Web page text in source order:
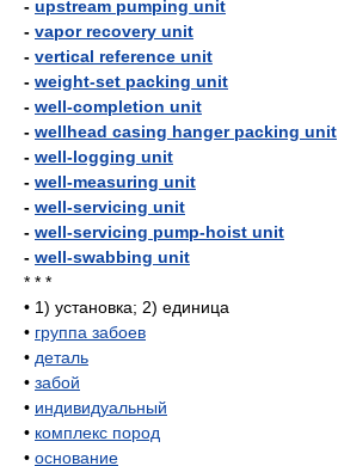
- upstream pumping unit
- vapor recovery unit
- vertical reference unit
- weight-set packing unit
- well-completion unit
- wellhead casing hanger packing unit
- well-logging unit
- well-measuring unit
- well-servicing unit
- well-servicing pump-hoist unit
- well-swabbing unit
* * *
• 1) установка; 2) единица
• группа забоев
• деталь
• забой
• индивидуальный
• комплекс пород
• основание